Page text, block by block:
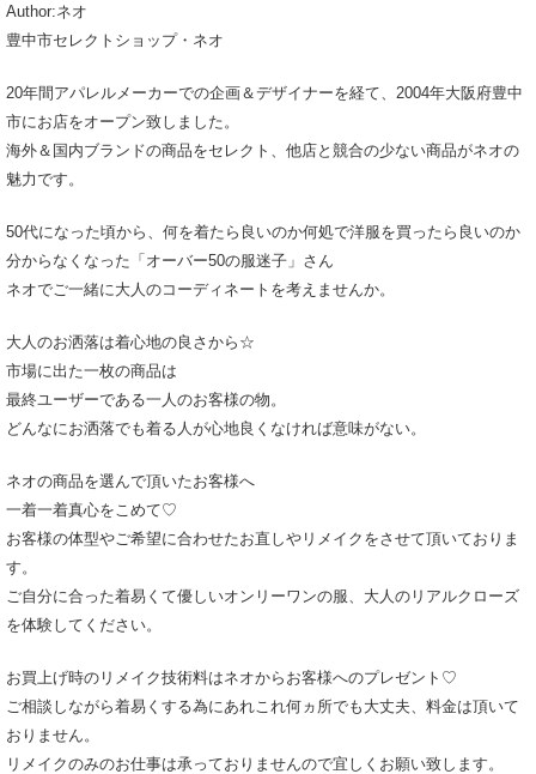
Author:ネオ
豊中市セレクトショップ・ネオ
20年間アパレルメーカーでの企画＆デザイナーを経て、2004年大阪府豊中
市にお店をオープン致しました。
海外＆国内ブランドの商品をセレクト、他店と競合の少ない商品がネオの
魅力です。
50代になった頃から、何を着たら良いのか何処で洋服を買ったら良いのか
分からなくなった「オーバー50の服迷子」さん
ネオでご一緒に大人のコーディネートを考えませんか。
大人のお洒落は着心地の良さから☆
市場に出た一枚の商品は
最終ユーザーである一人のお客様の物。
どんなにお洒落でも着る人が心地良くなければ意味がない。
ネオの商品を選んで頂いたお客様へ
一着一着真心をこめて♡
お客様の体型やご希望に合わせたお直しやリメイクをさせて頂いておりま
す。
ご自分に合った着易くて優しいオンリーワンの服、大人のリアルクローズ
を体験してください。
お買上げ時のリメイク技術料はネオからお客様へのプレゼント♡
ご相談しながら着易くする為にあれこれ何ヵ所でも大丈夫、料金は頂いて
おりません。
リメイクのみのお仕事は承っておりませんので宜しくお願い致します。